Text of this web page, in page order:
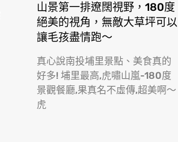
山景第一排遼闊視野，180度
絕美的視角，無敵大草坪可以
讓毛孩盡情跑〜
真心說南投埔里景點、美食真的
好多! 埔里最高,虎嘯山嵐-180度
景觀餐廳,果真名不虛傳,超美啊〜
虎